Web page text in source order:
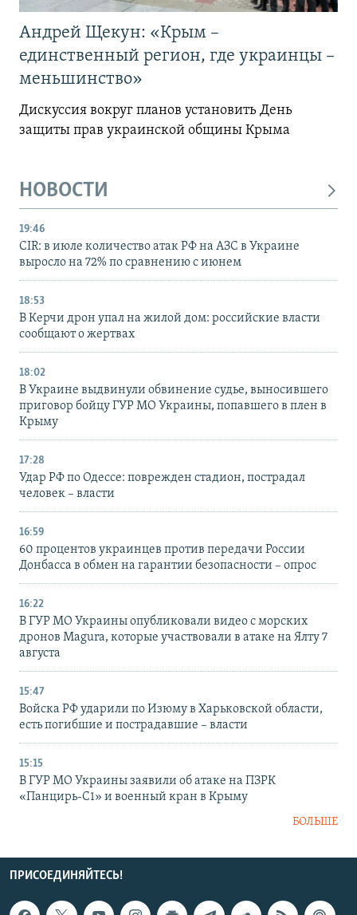
Андрей Щекун: «Крым –
единственный регион, где украинцы –
меньшинство»
Дискуссия вокруг планов установить День
защиты прав украинской общины Крыма
НОВОСТИ
19:46
CIR: в июле количество атак РФ на АЗС в Украине
выросло на 72% по сравнению с июнем
18:53
В Керчи дрон упал на жилой дом: российские власти
сообщают о жертвах
18:02
В Украине выдвинули обвинение судье, выносившего
приговор бойцу ГУР МО Украины, попавшего в плен в
Крыму
17:28
Удар РФ по Одессе: поврежден стадион, пострадал
человек – власти
16:59
60 процентов украинцев против передачи России
Донбасса в обмен на гарантии безопасности – опрос
16:22
В ГУР МО Украины опубликовали видео с морских
дронов Magura, которые участвовали в атаке на Ялту 7
августа
15:47
Войска РФ ударили по Изюму в Харьковской области,
есть погибшие и пострадавшие – власти
15:15
В ГУР МО Украины заявили об атаке на ПЗРК
«Панцирь-С1» и военный кран в Крыму
БОЛЬШЕ
ПРИСОЕДИНЯЙТЕСЬ!